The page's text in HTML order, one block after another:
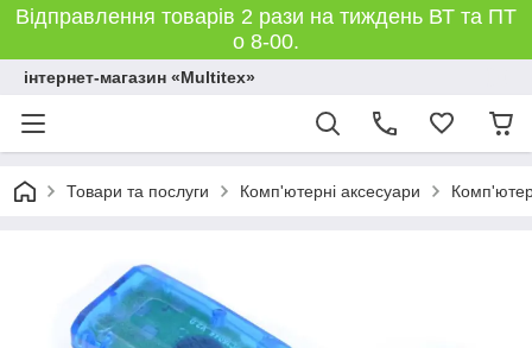
Відправлення товарів 2 рази на тиждень ВТ та ПТ
о 8-00.
інтернет-магазин «Multitex»
Товари та послуги Комп'ютерні аксесуари